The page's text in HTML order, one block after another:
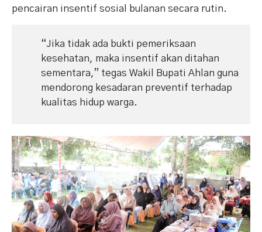
pencairan insentif sosial bulanan secara rutin.
“Jika tidak ada bukti pemeriksaan
kesehatan, maka insentif akan ditahan
sementara,” tegas Wakil Bupati Ahlan guna
mendorong kesadaran preventif terhadap
kualitas hidup warga.